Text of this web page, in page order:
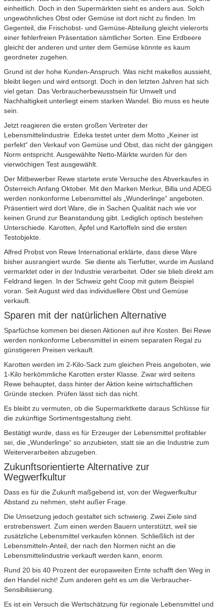
einheitlich. Doch in den Supermärkten sieht es anders aus. Solch
ungewöhnliches Obst oder Gemüse ist dort nicht zu finden. Im
Gegenteil, die Frischobst- und Gemüse-Abteilung gleicht vielerorts
einer fehlerfreien Präsentation sämtlicher Sorten. Eine Erdbeere
gleicht der anderen und unter dem Gemüse könnte es kaum
geordneter zugehen.
Grund ist der hohe Kunden-Anspruch. Was nicht makellos aussieht,
bleibt liegen und wird entsorgt. Doch in den letzten Jahren hat sich
viel getan. Das Verbraucherbewusstsein für Umwelt und
Nachhaltigkeit unterliegt einem starken Wandel. Bio muss es heute
sein.
Jetzt reagieren die ersten großen Vertreter der
Lebensmittelindustrie. Edeka testet unter dem Motto „Keiner ist
perfekt“ den Verkauf von Gemüse und Obst, das nicht der gängigen
Norm entspricht. Ausgewählte Netto-Märkte wurden für den
vierwöchigen Test ausgewählt.
Der Mitbewerber Rewe startete erste Versuche des Abverkaufes in
Österreich Anfang Oktober. Mit den Marken Merkur, Billa und ADEG
werden nonkonforme Lebensmittel als „Wunderlinge“ angeboten.
Präsentiert wird dort Ware, die in Sachen Qualität nach wie vor
keinen Grund zur Beanstandung gibt. Lediglich optisch bestehen
Unterschiede. Karotten, Äpfel und Kartoffeln sind die ersten
Testobjekte.
Alfred Probst von Rewe International erklärte, dass diese Ware
bisher ausrangiert wurde. Sie diente als Tierfutter, wurde im Ausland
vermarktet oder in der Industrie verarbeitet. Oder sie blieb direkt am
Feldrand liegen. In der Schweiz geht Coop mit gutem Beispiel
voran. Seit August wird das individuellere Obst und Gemüse
verkauft.
Sparen mit der natürlichen Alternative
Sparfüchse kommen bei diesen Aktionen auf ihre Kosten. Bei Rewe
werden nonkonforme Lebensmittel in einem separaten Regal zu
günstigeren Preisen verkauft.
Karotten werden im 2-Kilo-Sack zum gleichen Preis angeboten, wie
1-Kilo herkömmliche Karotten erster Klasse. Zwar wird seitens
Rewe behauptet, dass hinter der Aktion keine wirtschaftlichen
Gründe stecken. Prüfen lässt sich das nicht.
Es bleibt zu vermuten, ob die Supermarktkette daraus Schlüsse für
die zukünftige Sortimentsgestaltung zieht.
Bestätigt wurde, dass es für Erzeuger der Lebensmittel profitabler
sei, die „Wunderlinge“ so anzubieten, statt sie an die Industrie zum
Weiterverarbeiten abzugeben.
Zukunftsorientierte Alternative zur
Wegwerfkultur
Dass es für die Zukunft maßgebend ist, von der Wegwerfkultur
Abstand zu nehmen, steht außer Frage.
Die Umsetzung jedoch gestaltet sich schwierig. Zwei Ziele sind
erstrebenswert. Zum einen werden Bauern unterstützt, weil sie
zusätzliche Lebensmittel verkaufen können. Schließlich ist der
Lebensmitteln-Anteil, der nach den Normen nicht an die
Lebensmittelindustrie verkauft werden kann, enorm.
Rund 20 bis 40 Prozent der europaweiten Ernte schafft den Weg in
den Handel nicht! Zum anderen geht es um die Verbraucher-
Sensibilisierung.
Es ist ein Versuch die Wertschätzung für regionale Lebensmittel und